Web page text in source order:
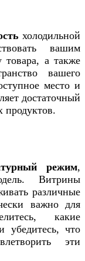
холодильной
вашим
товара, а также
вашего
место и
достаточный
продуктов.
режим,
Витрины
различные
важно для
какие
убедитесь, что
эти